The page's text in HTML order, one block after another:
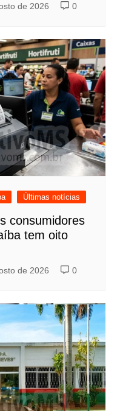
de 2026 0
Últimas notícias
consumidores
tem oito
de 2026 0